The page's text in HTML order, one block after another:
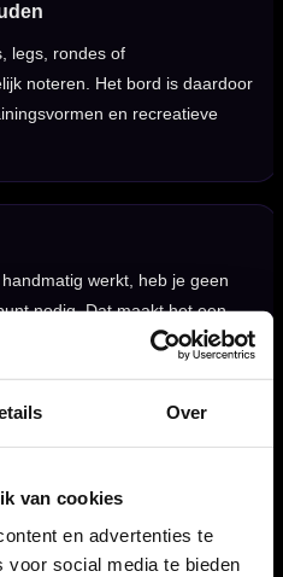
Over
van cookies
en advertenties te
voor social media te bieden
legs, rondes of
noteren. Het bord is daardoor
en recreatieve
werkt, heb je geen
nodig. Dat maakt het een
voor iedere dartopstelling.
krijt nog steeds bij de sfeer